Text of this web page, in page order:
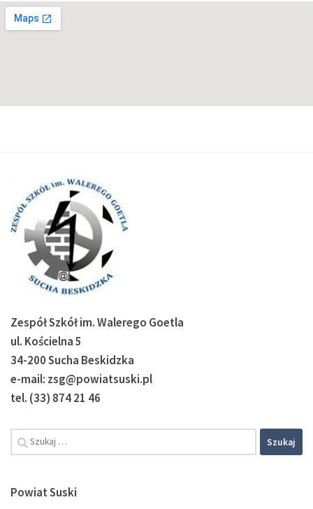
Zespół Szkół im. Walerego Goetla
ul. Kościelna 5
34-200 Sucha Beskidzka
e-mail: zsg@powiatsuski.pl
tel. (33) 874 21 46
Powiat Suski